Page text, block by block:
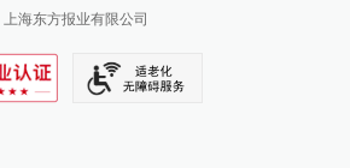
IP SHANGHAI
SIXTH TONE
上海东方报业有限公司